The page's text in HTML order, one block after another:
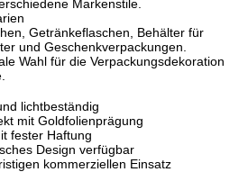
Markenstile.
Getränkeflaschen, Behälter für
und Geschenkverpackungen.
Wahl für die Verpackungsdekoration
lichtbeständig
mit Goldfolienprägung
fester Haftung
Design verfügbar
kommerziellen Einsatz